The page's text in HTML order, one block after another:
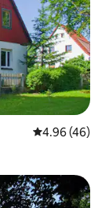
Calificación
4.96 (46)